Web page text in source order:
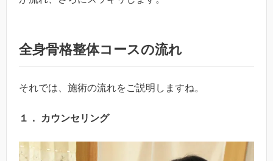
全身骨格整体コースの流れ
それでは、施術の流れをご説明しますね。
１． カウンセリング